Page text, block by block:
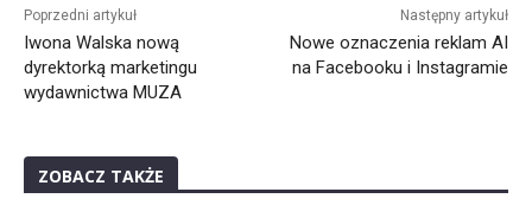
Poprzedni artykuł
Iwona Walska nową
dyrektorką marketingu
wydawnictwa MUZA
Następny artykuł
Nowe oznaczenia reklam AI
na Facebooku i Instagramie
ZOBACZ TAKŻE